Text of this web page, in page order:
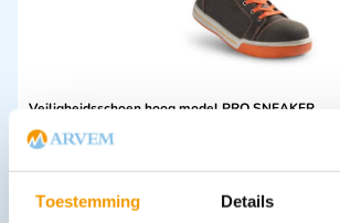
Toestemming Details
Veiligheidsschoen hoog model PRO SNEAKER
€87,12 incl. btw
72 excl. btw
Opties bekijken